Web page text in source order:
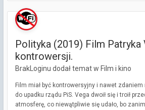
Polityka (2019) Film Patryka
kontrowersji.
BrakLoginu dodał temat w Film i kino
Film miał być kontrowersyjny i nawet
do upadku rządu PiS. Vega dwoił się i troił
atmosferę, co niewątpliwie się udało, bo